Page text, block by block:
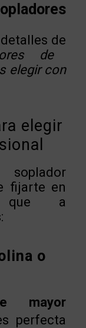
de
de
elegir con
elegir
fijarte en
que a
o
mayor
perfecta